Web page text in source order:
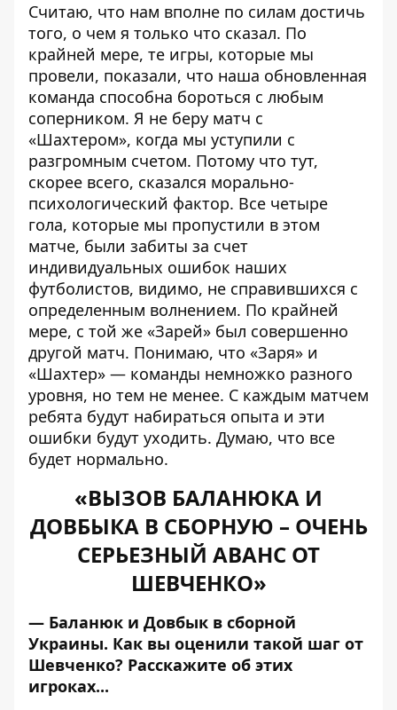
Считаю, что нам вполне по силам достичь
того, о чем я только что сказал. По
крайней мере, те игры, которые мы
провели, показали, что наша обновленная
команда способна бороться с любым
соперником. Я не беру матч с
«Шахтером», когда мы уступили с
разгромным счетом. Потому что тут,
скорее всего, сказался морально-
психологический фактор. Все четыре
гола, которые мы пропустили в этом
матче, были забиты за счет
индивидуальных ошибок наших
футболистов, видимо, не справившихся с
определенным волнением. По крайней
мере, с той же «Зарей» был совершенно
другой матч. Понимаю, что «Заря» и
«Шахтер» — команды немножко разного
уровня, но тем не менее. С каждым матчем
ребята будут набираться опыта и эти
ошибки будут уходить. Думаю, что все
будет нормально.
«ВЫЗОВ БАЛАНЮКА И
ДОВБЫКА В СБОРНУЮ – ОЧЕНЬ
СЕРЬЕЗНЫЙ АВАНС ОТ
ШЕВЧЕНКО»
— Баланюк и Довбык в сборной
Украины. Как вы оценили такой шаг от
Шевченко? Расскажите об этих
игроках...